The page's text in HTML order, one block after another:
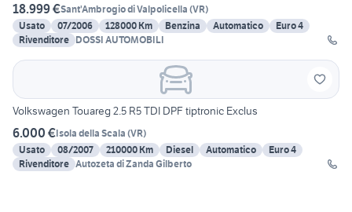
18.999 €Sant'Ambrogio di Valpolicella (VR)
Usato
07/2006 128000 Km Benzina Automatico
Euro 4
Rivenditore DOSSI AUTOMOBILI
Volkswagen Touareg 2.5 R5 TDI DPF tiptronic Exclus
6.000 €Isola della Scala (VR)
Usato
08/2007 210000 Km Diesel Automatico
Euro 4
Rivenditore Autozeta di Zanda Gilberto